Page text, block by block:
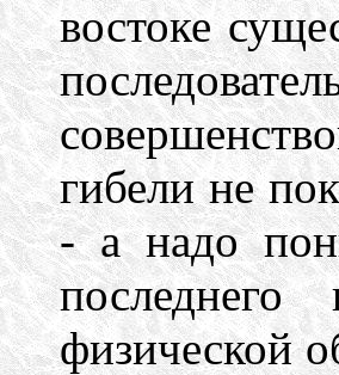
востоке
гибели не
- а надо
физической